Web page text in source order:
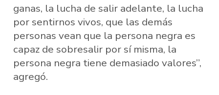
ganas, la lucha de salir adelante, la lucha
por sentirnos vivos, que las demás
personas vean que la persona negra es
capaz de sobresalir por sí misma, la
persona negra tiene demasiado valores”,
agregó.